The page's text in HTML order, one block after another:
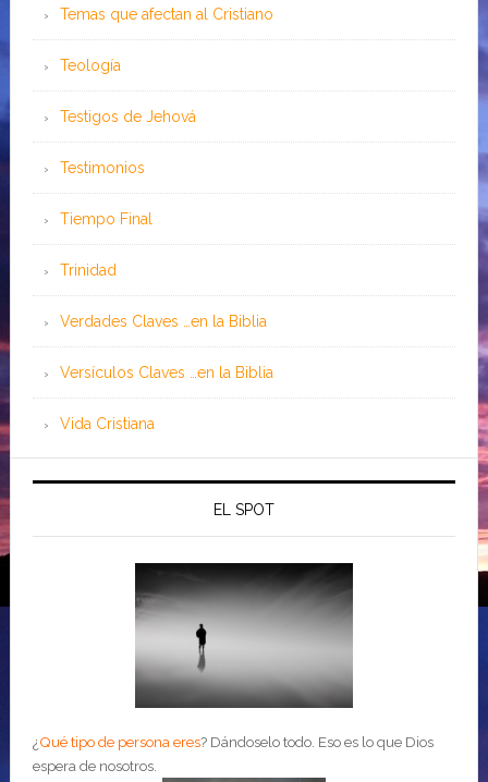
Temas que afectan al Cristiano
Teología
Testigos de Jehová
Testimonios
Tiempo Final
Trinidad
Verdades Claves …en la Biblia
Versículos Claves …en la Biblia
Vida Cristiana
EL SPOT
¿Qué tipo de persona eres? Dándoselo todo. Eso es lo que Dios
espera de nosotros.